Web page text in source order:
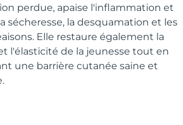
perdue, apaise l'inflammation et
sécheresse, la desquamation et les
Elle restaure également la
l'élasticité de la jeunesse tout en
une barrière cutanée saine et